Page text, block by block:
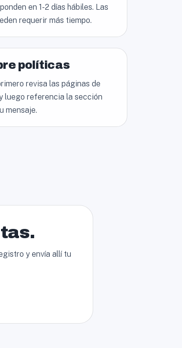
en 1-2 días hábiles. Las
requerir más tiempo.
políticas
revisa las páginas de
luego referencia la sección
mensaje.
y envía allí tu